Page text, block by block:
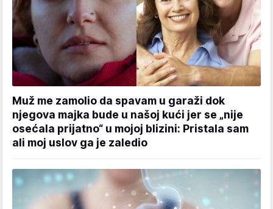
Muž me zamolio da spavam u garaži dok
njegova majka bude u našoj kući jer se „nije
osećala prijatno“ u mojoj blizini: Pristala sam
ali moj uslov ga je zaledio